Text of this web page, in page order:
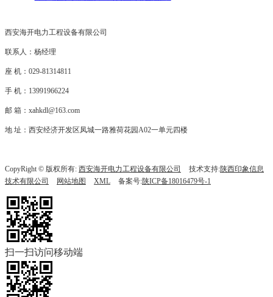
西安海开电力工程设备有限公司
联系人：杨经理
座 机：029-81314811
手 机：13991966224
邮 箱：xahkdl@163.com
地 址：西安经济开发区凤城一路雅荷花园A02一单元四楼
CopyRight © 版权所有: 西安海开电力工程设备有限公司 技术支持:陕西印象信息
技术有限公司
网站地图 XML 备案号:陕ICP备18016479号-1
扫一扫访问移动端